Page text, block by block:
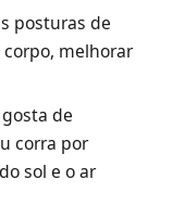
posturas de
melhorar
gosta de
corra por
sol e o ar